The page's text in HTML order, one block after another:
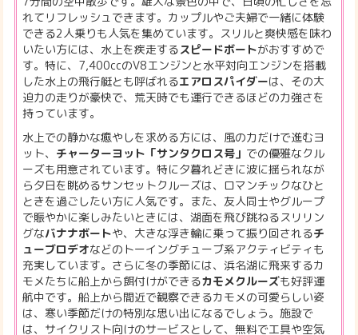
れてリフレッシュできます。カップルやご夫婦で一緒に体験
できる2人乗りも人気を集めています。スリルと爽快感を味わ
いたい方には、水上を疾走する スピードボートがおすすめで
す。特に、7,400ccのV8エンジンと水平対向エンジンを搭載
した水上の飛行艇とも呼ばれるエアロスパイダーは、その大
迫力の走りが豪快で、荒天時でも運行できるほどの力強さを
持っています。
水上での静かな癒やしを求める方には、風の力だけで進むヨ
ット、 チャーターヨット「サンタクロス号」 での優雅なクル
ーズも用意されています。特に夕暮れどきに波に揺られなが
ら夕日を眺めるサンセットクルーズは、ロマンチックなひと
ときを過ごしたい方に人気です。また、友人同士やグループ
で賑やかに楽しみたいときには、湖面を飛び跳ねるスリリン
グなバナナボートや、大きな浮き輪に乗って振り回されるチ
ューブロデオなどのトーイングチューブ系アクティビティも
充実しています。さらに冬の季節には、浜名湖に飛来するカ
モメたちに船上から餌付けができるカモメクルーズも好評運
航中です。船上から間近で観察できるカモメの可愛らしい姿
は、寒い季節だけの特別な思い出になるでしょう。施設で
は、サイクリスト向けのサービスとして、無料で工具や空気